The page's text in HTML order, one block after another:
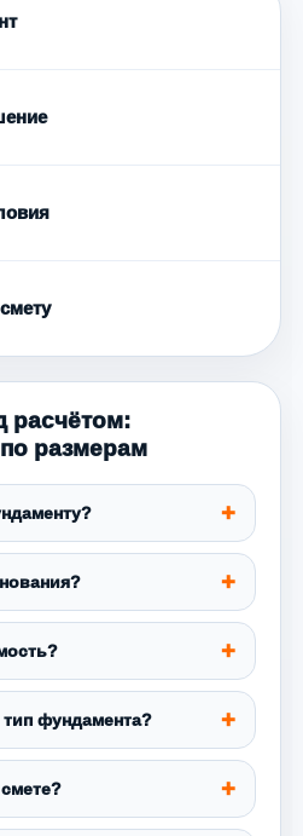
расчётом:
размерам
тип фундамента?